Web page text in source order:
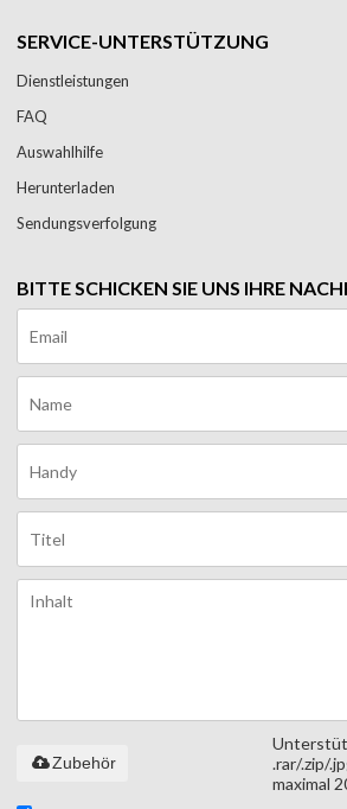
SERVICE-UNTERSTÜTZUNG
Dienstleistungen
FAQ
Auswahlhilfe
Herunterladen
Sendungsverfolgung
BITTE SCHICKEN SIE UNS IHRE
.rar/.zip/
maximal
Zubehör